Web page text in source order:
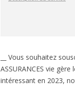
__ Vous souhaitez
ASSURANCES vie
intéressant en 2023,